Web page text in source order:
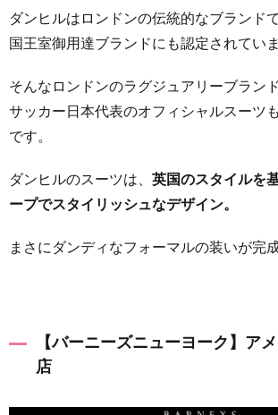
ダンヒルはロンドンの伝統的なブランド
国王室御用達ブランドにも認定されていま
そんなロンドンのラグジュアリーブラン
サッカー日本代表のオフィシャルスーツ
です。
ダンヒルのスーツは、 英国のスタイルを
ープでスタイリッシュなデザイン。
まさにダンディなフォーマルの装いが完
【バーニーズニューヨーク】ア
店